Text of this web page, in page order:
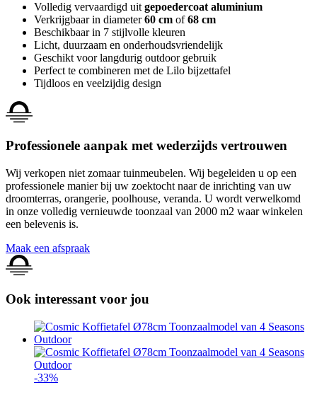
Volledig vervaardigd uit gepoedercoat aluminium
Verkrijgbaar in diameter60 cm of68 cm
Beschikbaar in 7 stijlvolle kleuren
Licht, duurzaam en onderhoudsvriendelijk
Geschikt voor langdurig outdoor gebruik
Perfect te combineren met de Lilo bijzettafel
Tijdloos en veelzijdig design
Professionele aanpak met wederzijds vertrouwen
Wij verkopen niet zomaar tuinmeubelen. Wij begeleiden u op een
professionele manier bij uw zoektocht naar de inrichting van uw
droomterras, orangerie, poolhouse, veranda. U wordt verwelkomd
in onze volledig vernieuwde toonzaal van 2000 m2 waar winkelen
een belevenis is.
Maak een afspraak
Ook interessant voor jou
-33%